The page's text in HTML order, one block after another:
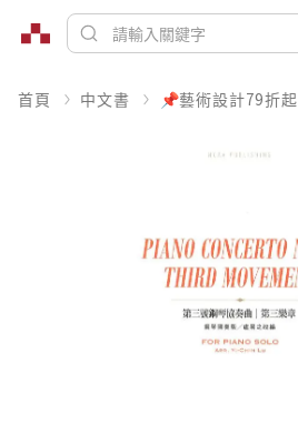
首頁 中文書 📌藝術設計79折起